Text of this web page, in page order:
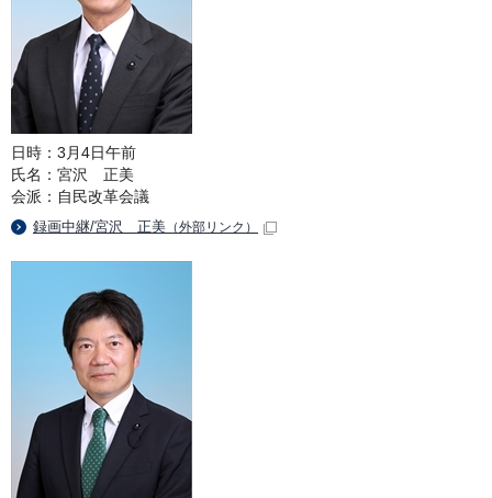
日時：3月4日午前
氏名：宮沢 正美
会派：自民改革会議
録画中継/宮沢 正美 （外部リンク）